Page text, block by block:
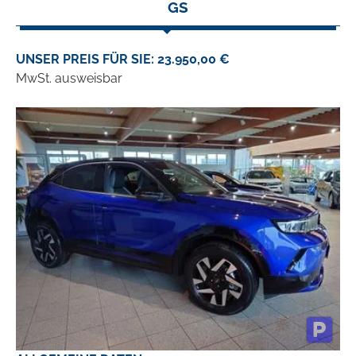
GS
UNSER PREIS FÜR SIE: 23.950,00 €
MwSt. ausweisbar